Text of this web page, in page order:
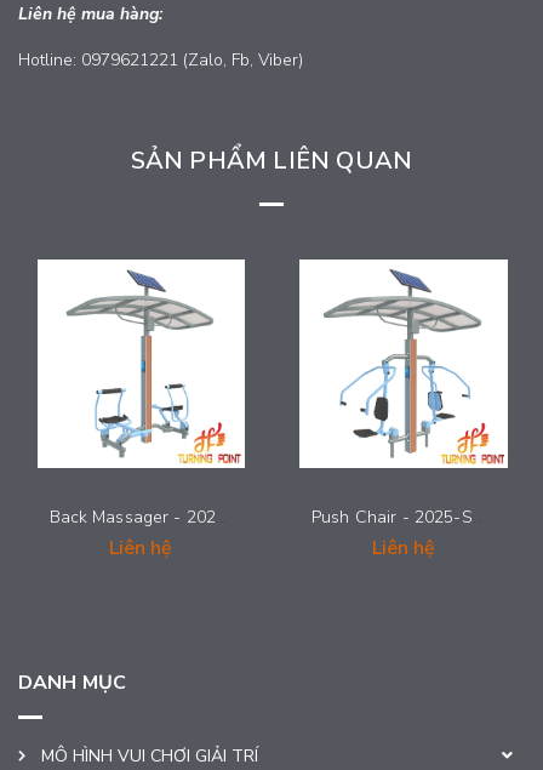
Liên hệ mua hàng:
Hotline: 0979621221 (Zalo, Fb, Viber)
SẢN PHẨM LIÊN QUAN
Back Massager - 2025-SMG-011
Liên hệ
Push Chair - 2025-SMG-010
Liên hệ
DANH MỤC
MÔ HÌNH VUI CHƠI GIẢI TRÍ